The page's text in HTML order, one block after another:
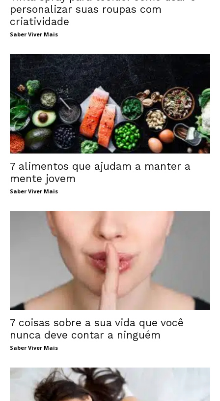
personalizar suas roupas com
criatividade
Saber Viver Mais
7 alimentos que ajudam a manter a
mente jovem
Saber Viver Mais
7 coisas sobre a sua vida que você
nunca deve contar a ninguém
Saber Viver Mais